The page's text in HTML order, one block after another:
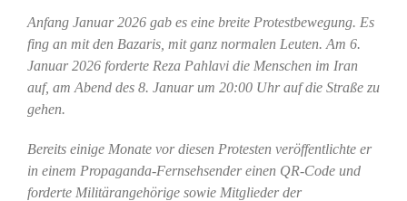
Anfang Januar 2026 gab es eine breite Protestbewegung. Es
fing an mit den Bazaris, mit ganz normalen Leuten. Am 6.
Januar 2026 forderte Reza Pahlavi die Menschen im Iran
auf, am Abend des 8. Januar um 20:00 Uhr auf die Straße zu
gehen.
Bereits einige Monate vor diesen Protesten veröffentlichte er
in einem Propaganda-Fernsehsender einen QR-Code und
forderte Militärangehörige sowie Mitglieder der